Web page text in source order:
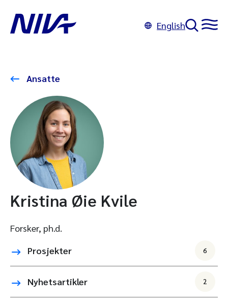
English
Ansatte
Kristina Øie Kvile
Forsker, ph.d.
Prosjekter
6
Nyhetsartikler 2